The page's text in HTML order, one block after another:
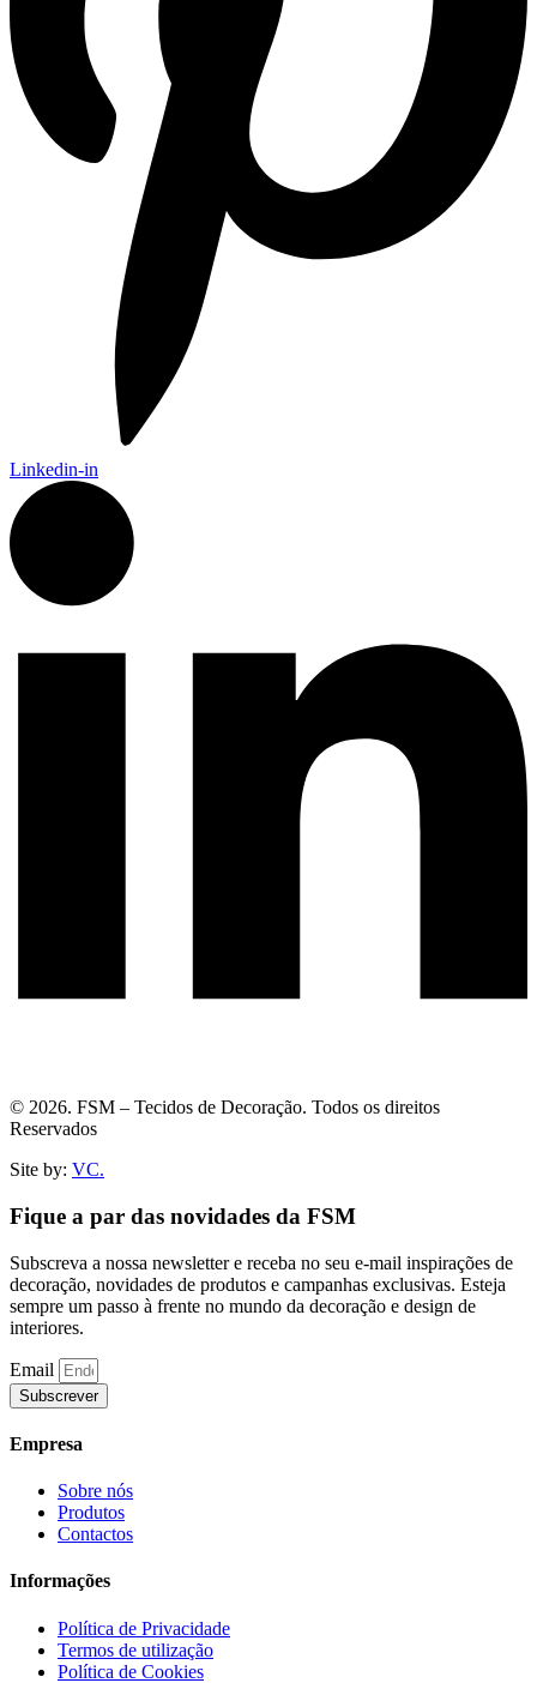
Linkedin-in
© 2026. FSM – Tecidos de Decoração. Todos os direitos
Reservados
Site by: VC.
Fique a par das novidades da FSM
Subscreva a nossa newsletter e receba no seu e-mail inspirações de
decoração, novidades de produtos e campanhas exclusivas. Esteja
sempre um passo à frente no mundo da decoração e design de
interiores.
Email
Subscrever
Empresa
Sobre nós
Produtos
Contactos
Informações
Política de Privacidade
Termos de utilização
Política de Cookies